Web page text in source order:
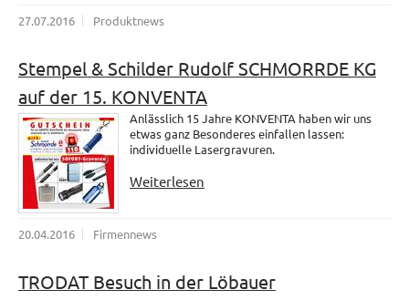
27.07.2016 Produktnews
Stempel & Schilder Rudolf SCHMORRDE KG
auf der 15. KONVENTA
Anlässlich 15 Jahre KONVENTA haben wir uns
etwas ganz Besonderes einfallen lassen:
individuelle Lasergravuren.
Weiterlesen
20.04.2016 Firmennews
TRODAT Besuch in der Löbauer